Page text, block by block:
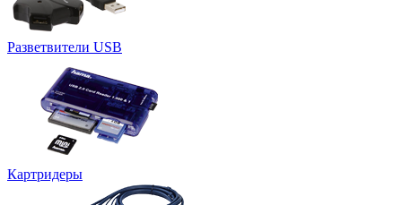
Разветвители USB
Картридеры